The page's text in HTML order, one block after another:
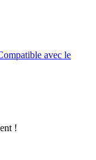
avec le
!